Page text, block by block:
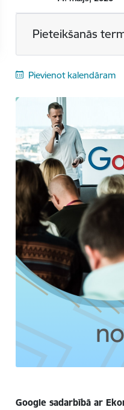
Pieteikšanās
Pievienot kalendāram
Google sadarbībā ar